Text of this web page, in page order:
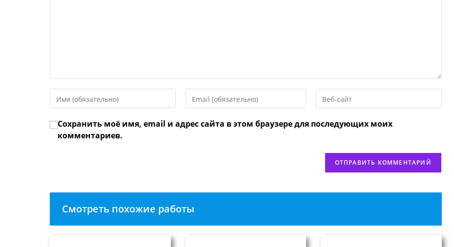
свое
или
имя
свой
адрес,
URL
веб-
Сохранить моё имя, email и адрес сайта в этом браузере для последующих моих
комментариев.
Смотреть похожие работы